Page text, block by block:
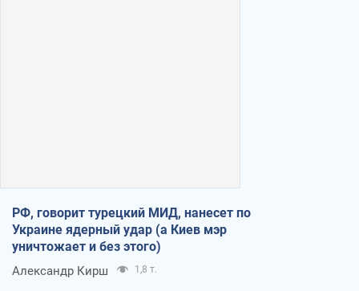
РФ, говорит турецкий МИД, нанесет по
Украине ядерный удар (а Киев мэр
уничтожает и без этого)
Александр Кирш 1,8 т.